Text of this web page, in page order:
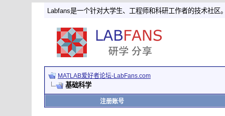
Labfans是一个针对大学生、工程师和科研工作者的技术社区
MATLAB爱好者论坛-LabFans.com
基础科学
注册账号